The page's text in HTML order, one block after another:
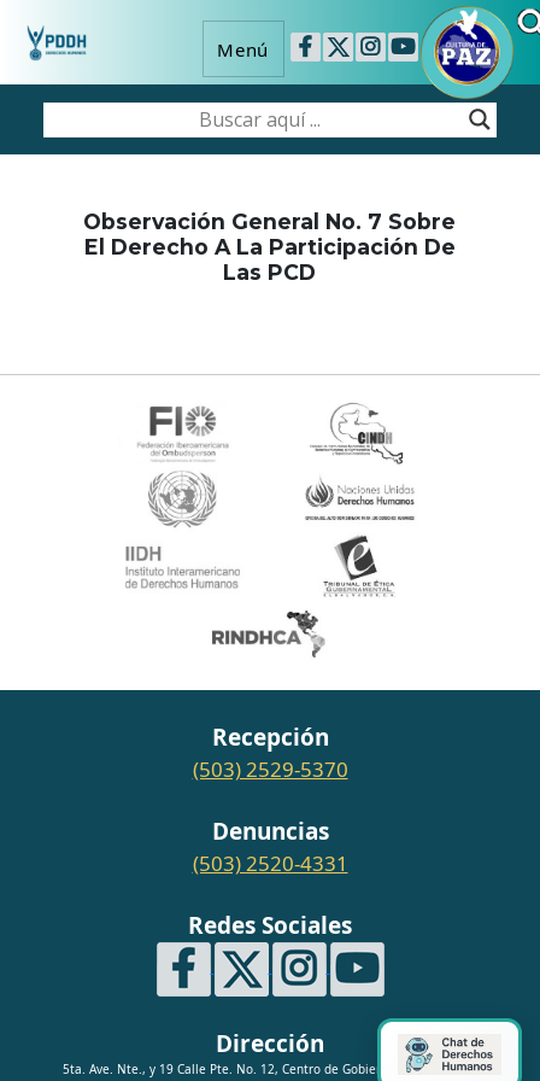
Menú
Observación General No. 7 Sobre
El Derecho A La Participación De
Las PCD
Recepción
(503) 2529-5370
Denuncias
(503) 2520-4331
Redes Sociales
Dirección
5ta. Ave. Nte., y 19 Calle Pte. No. 12, Centro de Gobierno, San Salvador.